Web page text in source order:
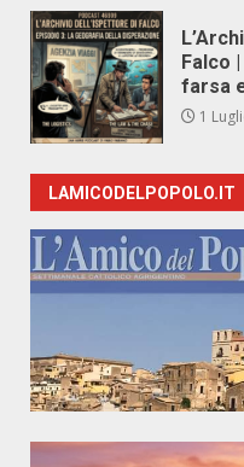
Falco
farsa
1
LAMICODELPOPOLO.IT